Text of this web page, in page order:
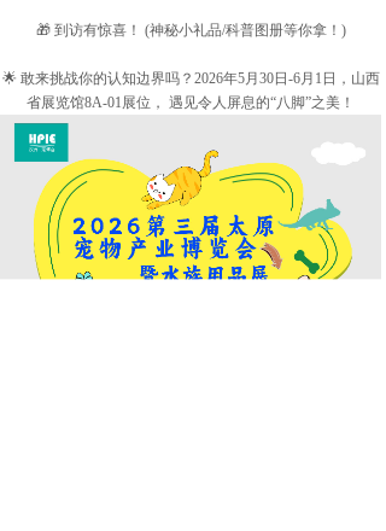
🎁 到访有惊喜！ (神秘小礼品/科普图册等你拿！)
🌟 敢来挑战你的认知边界吗？2026年5月30日-6月1日，山西
省展览馆8A-01展位， 遇见令人屏息的“八脚”之美！